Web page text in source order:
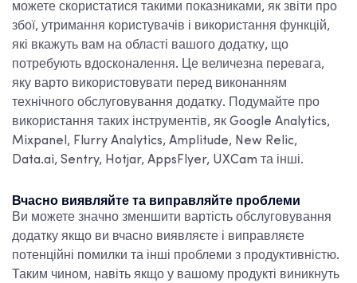
можете скористатися такими показниками, як звіти про
збої, утримання користувачів і використання функцій,
які вкажуть вам на області вашого додатку, що
потребують вдосконалення. Це величезна перевага,
яку варто використовувати перед виконанням
технічного обслуговування додатку. Подумайте про
використання таких інструментів, як Google Analytics,
Mixpanel, Flurry Analytics, Amplitude, New Relic,
Data.ai, Sentry, Hotjar, AppsFlyer, UXCam та інші.
Вчасно виявляйте та виправляйте проблеми
Ви можете значно зменшити вартість обслуговування
додатку якщо ви вчасно виявляєте і виправляєте
потенційні помилки та інші проблеми з продуктивністю.
Таким чином, навіть якщо у вашому продукті виникнуть